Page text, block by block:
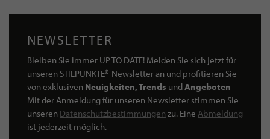
NEWSLETTER
Bleiben Sie immer UP TO DATE! Melden Sie sich jetzt für
unseren STILPUNKTE®-Newsletter an und profitieren Sie
von exklusiven Neuigkeiten, Trends undAngeboten
Mit der Anmeldung für unseren Newsletter stimmen Sie
unseren Datenschutzbestimmungen zu. Eine Abmeldung
ist jederzeit möglich.